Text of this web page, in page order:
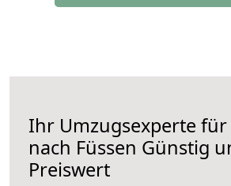
Ihr Umzugsexperte für
nach Füssen Günstig
Preiswert